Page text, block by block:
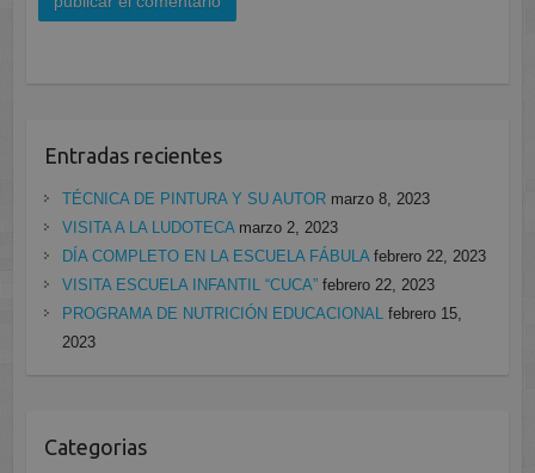
Entradas recientes
TÉCNICA DE PINTURA Y SU AUTOR marzo 8, 2023
VISITA A LA LUDOTECA marzo 2, 2023
DÍA COMPLETO EN LA ESCUELA FÁBULA febrero 22, 2023
VISITA ESCUELA INFANTIL “CUCA” febrero 22, 2023
PROGRAMA DE NUTRICIÓN EDUCACIONAL febrero 15,
2023
Categorias